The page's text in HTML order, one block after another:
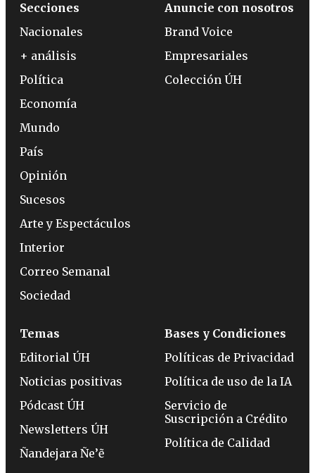
Secciones
Nacionales
+ análisis
Política
Economía
Mundo
País
Opinión
Sucesos
Arte y Espectáculos
Interior
Correo Semanal
Sociedad
Anuncie con nosotros
Brand Voice
Empresariales
Colección ÚH
Temas
Editorial ÚH
Noticias positivas
Pódcast ÚH
Newsletters ÚH
Ñandejara Ñe’ẽ
Bases y Condiciones
Políticas de Privacidad
Política de uso de la IA
Servicio de
Suscripción a Crédito
Política de Calidad